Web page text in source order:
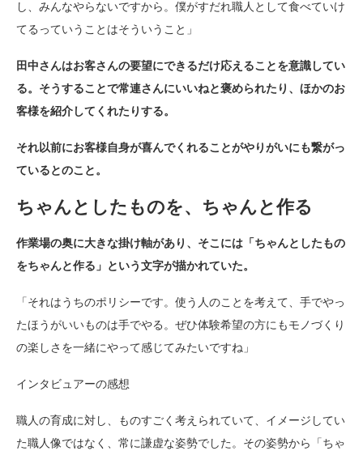
し、みんなやらないですから。僕がすだれ職人として食べていけ
てるっていうことはそういうこと」
田中さんはお客さんの要望にできるだけ応えることを意識してい
る。そうすることで常連さんにいいねと褒められたり、ほかのお
客様を紹介してくれたりする。
それ以前にお客様自身が喜んでくれることがやりがいにも繋がっ
ているとのこと。
ちゃんとしたものを、ちゃんと作る
作業場の奥に大きな掛け軸があり、そこには「ちゃんとしたもの
をちゃんと作る」という文字が描かれていた。
「それはうちのポリシーです。使う人のことを考えて、手でやっ
たほうがいいものは手でやる。ぜひ体験希望の方にもモノづくり
の楽しさを一緒にやって感じてみたいですね」
インタビュアーの感想
職人の育成に対し、ものすごく考えられていて、イメージしてい
た職人像ではなく、常に謙虚な姿勢でした。その姿勢から「ちゃ